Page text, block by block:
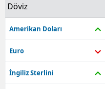
Döviz
Amerikan Doları
Euro
İngiliz Sterlini